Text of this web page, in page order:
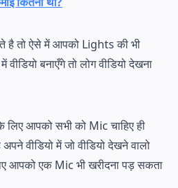
है तो ऐसे में आपको Lights की भी
बनाएँगे तो लोग वीडियो देखना
आपको सभी को Mic चाहिए ही
वीडियो में जो वीडियो देखने वालो
आपको एक Mic भी खरीदना पड़ सकता